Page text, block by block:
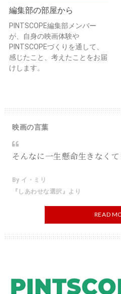
編集部の部屋から
PINTSCOPE編集部メンバー
が、自身の映画体験や
PINTSCOPEづくりを通して、
感じたこと、考えたことをお届
けします。
映画の言葉
そんなに一生懸命生きなく
By イ・ミリ
『しあわせな選択』より
READ